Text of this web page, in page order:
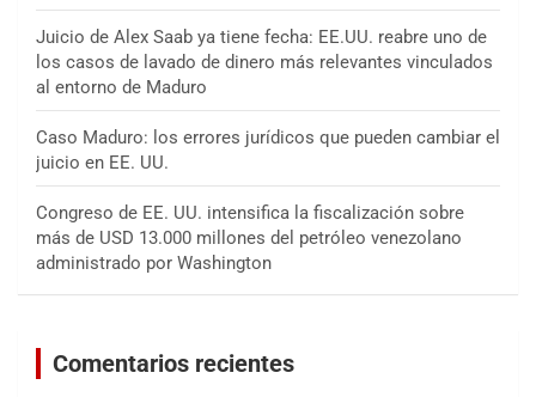
Juicio de Alex Saab ya tiene fecha: EE.UU. reabre uno de
los casos de lavado de dinero más relevantes vinculados
al entorno de Maduro
Caso Maduro: los errores jurídicos que pueden cambiar el
juicio en EE. UU.
Congreso de EE. UU. intensifica la fiscalización sobre
más de USD 13.000 millones del petróleo venezolano
administrado por Washington
Comentarios recientes